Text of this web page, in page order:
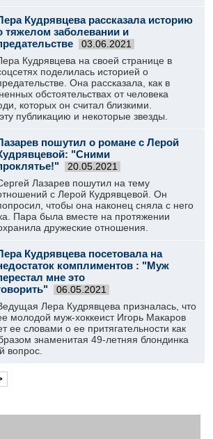
Кудрявцева рассказала историю
тяжелом заболевании и
03.06.2021
Кудрявцева на своей странице в
поделилась историей о
Она рассказала, как в
обстоятельствах от человека
которых он считал близкими.
публикацию и некоторые звезды.
пошутил о романе с Лерой
"Сними
20.05.2021
Лазарев пошутил на тему
с Лерой Кудрявцевой. Он
чтобы она наконец сняла с него
Пара была вместе на протяжении
дружеские отношения.
Кудрявцева посетовала на
комплиментов : "Муж
мне это
06.05.2021
Лера Кудрявцева призналась, что
молодой муж-хоккеист Игорь Макаров
ее словами о ее притягательности как
знаменитая 49-летняя блондинка
вопрос.